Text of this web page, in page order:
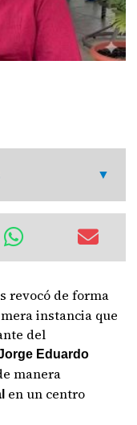
s revocó de forma
instancia que
del
Eduardo
manera
en un centro